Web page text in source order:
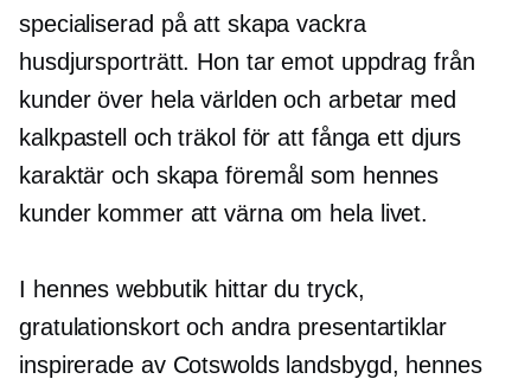
specialiserad på att skapa vackra
husdjursporträtt. Hon tar emot uppdrag från
kunder över hela världen och arbetar med
kalkpastell och träkol för att fånga ett djurs
karaktär och skapa föremål som hennes
kunder kommer att värna om hela livet.
I hennes webbutik hittar du tryck,
gratulationskort och andra presentartiklar
inspirerade av Cotswolds landsbygd, hennes